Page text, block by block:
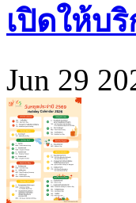
เปิดให้บ
Jun 29